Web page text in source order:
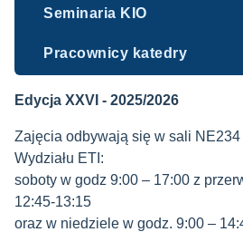
Seminaria KIO
Pracownicy katedry
Edycja XXVI - 2025/2026
Zajęcia odbywają się w sali
Wydziału ETI:
soboty w godz 9:00 – 17:00 z
12:45-13:15
oraz w niedziele w godz. 9:00 –